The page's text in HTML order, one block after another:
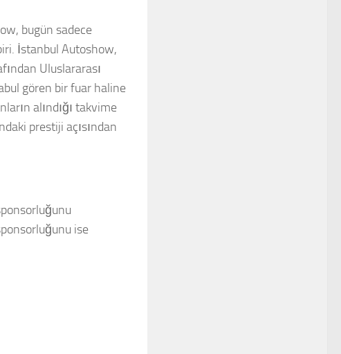
bugün sadece
İstanbul Autoshow,
Uluslararası
gören bir fuar haline
alındığı takvime
prestiji açısından
ise